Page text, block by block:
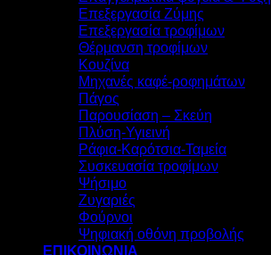
Επεξεργασία Ζύμης
Επεξεργασία τροφίμων
Θέρμανση τροφίμων
Κουζίνα
Μηχανές καφέ-ροφημάτων
Πάγος
Παρουσίαση – Σκεύη
Πλύση-Υγιεινή
Ράφια-Καρότσια-Ταμεία
Συσκευασία τροφίμων
Ψήσιμο
Ζυγαριές
Φούρνοι
Ψηφιακή οθόνη προβολής
ΕΠΙΚΟΙΝΩΝΙΑ